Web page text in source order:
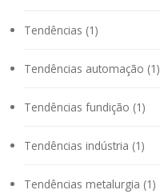
Tendências (1)
Tendências automação (1)
Tendências fundição (1)
Tendências indústria (1)
Tendências metalurgia (1)